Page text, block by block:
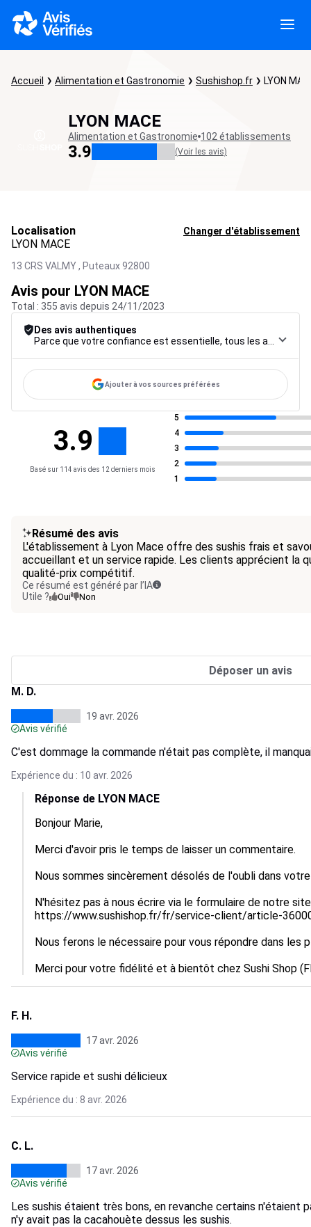
Accueil Alimentation et Gastronomie Sushishop.fr LYON
LYON MACE
Alimentation et Gastronomie 102 établissements
3.9 (Voir les avis)
Localisation Changer d'établissement
LYON MACE
13 CRS VALMY , Puteaux92800
Avis pour LYON MACE
Total : 355 avis depuis 24/11/2023
Des avis authentiques
Ajouter à vos sources préférées
3.9
Basé sur 114 avis des 12 derniers mois
5
4
3
2
1
Résumé des avis
L'établissement à Lyon Mace offre des sushis frais et
accueillant et un service rapide. Les clients apprécient la
qualité-prix compétitif.
Ce résumé est généré par l’IA
Utile ?
Oui Non
Déposer un avis
M. D.
19 avr. 2026
Avis vérifié
C'est dommage la commande n'était pas complète, il
Expérience du : 10 avr. 2026
Réponse de LYON MACE
Bonjour Marie,
Merci d'avoir pris le temps de laisser un commentaire.
Nous sommes sincèrement désolés de l'oubli dans
N'hésitez pas à nous écrire via le formulaire de notre
https://www.sushishop.fr/fr/service-client/article-
Nous ferons le nécessaire pour vous répondre dans les
Merci pour votre fidélité et à bientôt chez Sushi Shop
F. H.
17 avr. 2026
Avis vérifié
Service rapide et sushi délicieux
Expérience du : 8 avr. 2026
C. L.
17 avr. 2026
Avis vérifié
Les sushis étaient très bons, en revanche certains n'étaient
n'y avait pas la cacahouète dessus les sushis.